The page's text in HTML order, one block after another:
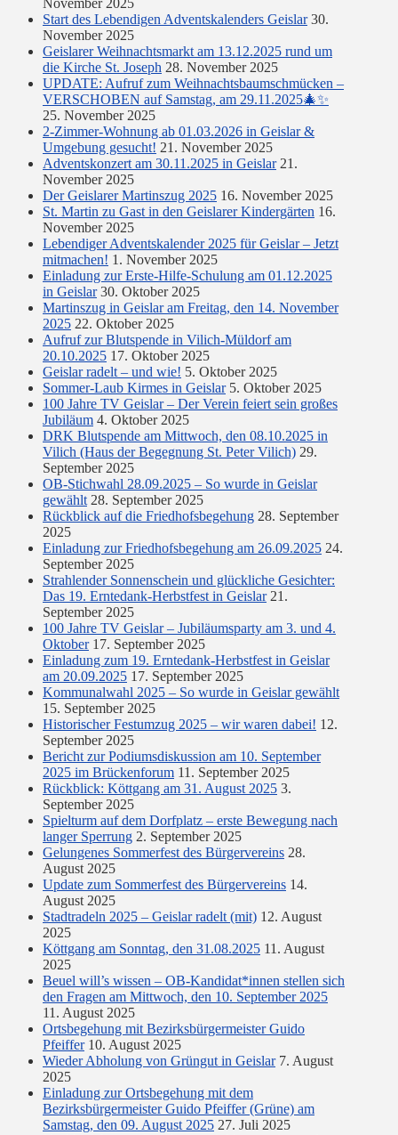
November 2025
Start des Lebendigen Adventskalenders Geislar 30.
November 2025
Geislarer Weihnachtsmarkt am 13.12.2025 rund um
die Kirche St. Joseph 28. November 2025
UPDATE: Aufruf zum Weihnachtsbaumschmücken –
VERSCHOBEN auf Samstag, am 29.11.2025🎄✨
25. November 2025
2-Zimmer-Wohnung ab 01.03.2026 in Geislar &
Umgebung gesucht! 21. November 2025
Adventskonzert am 30.11.2025 in Geislar 21.
November 2025
Der Geislarer Martinszug 2025 16. November 2025
St. Martin zu Gast in den Geislarer Kindergärten 16.
November 2025
Lebendiger Adventskalender 2025 für Geislar – Jetzt
mitmachen! 1. November 2025
Einladung zur Erste-Hilfe-Schulung am 01.12.2025
in Geislar 30. Oktober 2025
Martinszug in Geislar am Freitag, den 14. November
2025 22. Oktober 2025
Aufruf zur Blutspende in Vilich-Müldorf am
20.10.2025 17. Oktober 2025
Geislar radelt – und wie! 5. Oktober 2025
Sommer-Laub Kirmes in Geislar 5. Oktober 2025
100 Jahre TV Geislar – Der Verein feiert sein großes
Jubiläum 4. Oktober 2025
DRK Blutspende am Mittwoch, den 08.10.2025 in
Vilich (Haus der Begegnung St. Peter Vilich) 29.
September 2025
OB-Stichwahl 28.09.2025 – So wurde in Geislar
gewählt 28. September 2025
Rückblick auf die Friedhofsbegehung 28. September
2025
Einladung zur Friedhofsbegehung am 26.09.2025 24.
September 2025
Strahlender Sonnenschein und glückliche Gesichter:
Das 19. Erntedank-Herbstfest in Geislar 21.
September 2025
100 Jahre TV Geislar – Jubiläumsparty am 3. und 4.
Oktober 17. September 2025
Einladung zum 19. Erntedank-Herbstfest in Geislar
am 20.09.2025 17. September 2025
Kommunalwahl 2025 – So wurde in Geislar gewählt
15. September 2025
Historischer Festumzug 2025 – wir waren dabei! 12.
September 2025
Bericht zur Podiumsdiskussion am 10. September
2025 im Brückenforum 11. September 2025
Rückblick: Köttgang am 31. August 2025 3.
September 2025
Spielturm auf dem Dorfplatz – erste Bewegung nach
langer Sperrung 2. September 2025
Gelungenes Sommerfest des Bürgervereins 28.
August 2025
Update zum Sommerfest des Bürgervereins 14.
August 2025
Stadtradeln 2025 – Geislar radelt (mit) 12. August
2025
Köttgang am Sonntag, den 31.08.2025 11. August
2025
Beuel will’s wissen – OB-Kandidat*innen stellen sich
den Fragen am Mittwoch, den 10. September 2025
11. August 2025
Ortsbegehung mit Bezirksbürgermeister Guido
Pfeiffer 10. August 2025
Wieder Abholung von Grüngut in Geislar 7. August
2025
Einladung zur Ortsbegehung mit dem
Bezirksbürgermeister Guido Pfeiffer (Grüne) am
Samstag, den 09. August 2025 27. Juli 2025